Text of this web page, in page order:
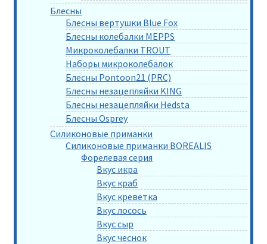
Блесны
Блесны вертушки Blue Fox
Блесны колебалки MEPPS
Микроколебалки TROUT
Наборы микроколебалок
Блесны Pontoon21 (PRC)
Блесны незацепляйки KING
Блесны незацепляйки Hedsta
Блесны Osprey
Силиконовые приманки
Силиконовые приманки BOREALIS
Форелевая серия
Вкус икра
Вкус краб
Вкус креветка
Вкус лосось
Вкус сыр
Вкус чеснок